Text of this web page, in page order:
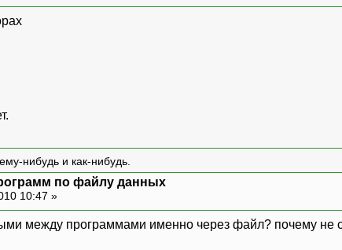
нибудь и как-нибудь.
по файлу данных
10:47 »
между программами именно через файл? почему не